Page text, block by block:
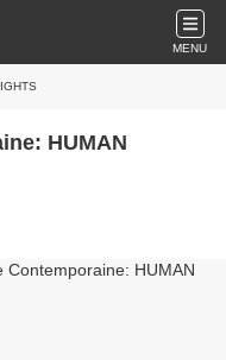
MENU
HUMAN